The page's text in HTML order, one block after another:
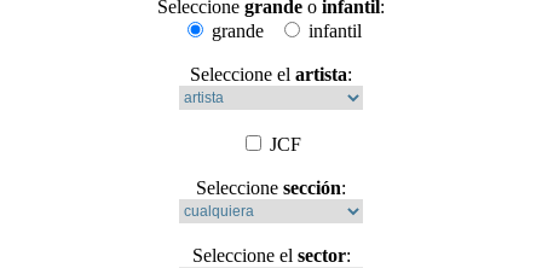
Seleccione grande o infantil:
grande
infantil
Seleccione el artista:
JCF
Seleccione sección:
Seleccione el sector: